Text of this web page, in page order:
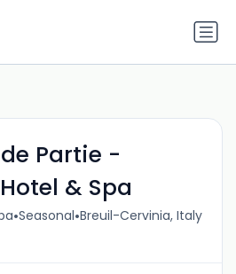
Partie -
& Spa
•Seasonal•Breuil-Cervinia, Italy